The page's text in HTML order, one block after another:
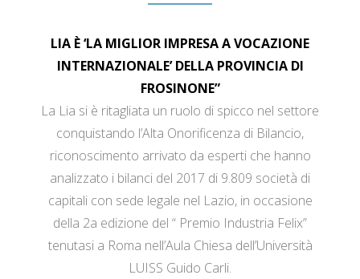
LIA È ‘LA MIGLIOR IMPRESA A VOCAZIONE
INTERNAZIONALE’ DELLA PROVINCIA DI
FROSINONE”
La Lia si è ritagliata un ruolo di spicco nel settore
conquistando l’Alta Onorificenza di Bilancio,
riconoscimento arrivato da esperti che hanno
analizzato i bilanci del 2017 di 9.809 società di
capitali con sede legale nel Lazio, in occasione
della 2a edizione del “ Premio Industria Felix”
tenutasi a Roma nell’Aula Chiesa dell’Università
LUISS Guido Carli.